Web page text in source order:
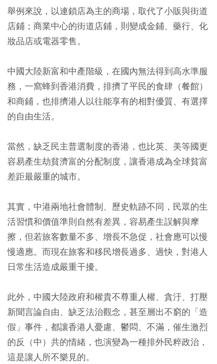
舉例來說，以連鎖店為主的商場，取代了小販與街道
店鋪；商業中心的街道店鋪，則變成金鋪、藥行、化
妝品店或電器零售。
中國大陸新富和中產階級，在國內無法得到高水準服
務，一窩蜂到香港消費，排擠了平民的食肆（餐館）
和商鋪，也排擠港人以往能享有的相對優質、有選擇
的自由生活。
當然，缺乏民主普選制度的香港，也比英、美等國更
容易產生劫貧濟富的分配制度，讓香港成為全球貧富
差距最嚴重的城市。
其實，中港兩地社會體制、歷史軌跡不同，民眾的生
活習慣和價值準則自然有差異，容易產生誤解與摩
擦，但若旅客數量不多、增長不急促，社會應可以慢
慢適應。而現在旅客和移民增長過多、過快，對港人
日常生活造成嚴重干擾。
此外，中國大陸政府和權貴不尊重人權、貪汙、打壓
新聞言論自由、缺乏法治觀念，甚至層出不窮的「造
假」事件，都讓香港人憂慮、鬱悶、不滿，催生激烈
的反（中）共的情緒，也演變為一種排外民粹政治，
這是讓人所不樂見的。